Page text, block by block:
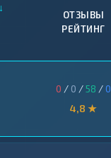
↓
ОТЗЫВЫ
РЕЙТИНГ
0 / 0 / 58 /0
4,8 ★